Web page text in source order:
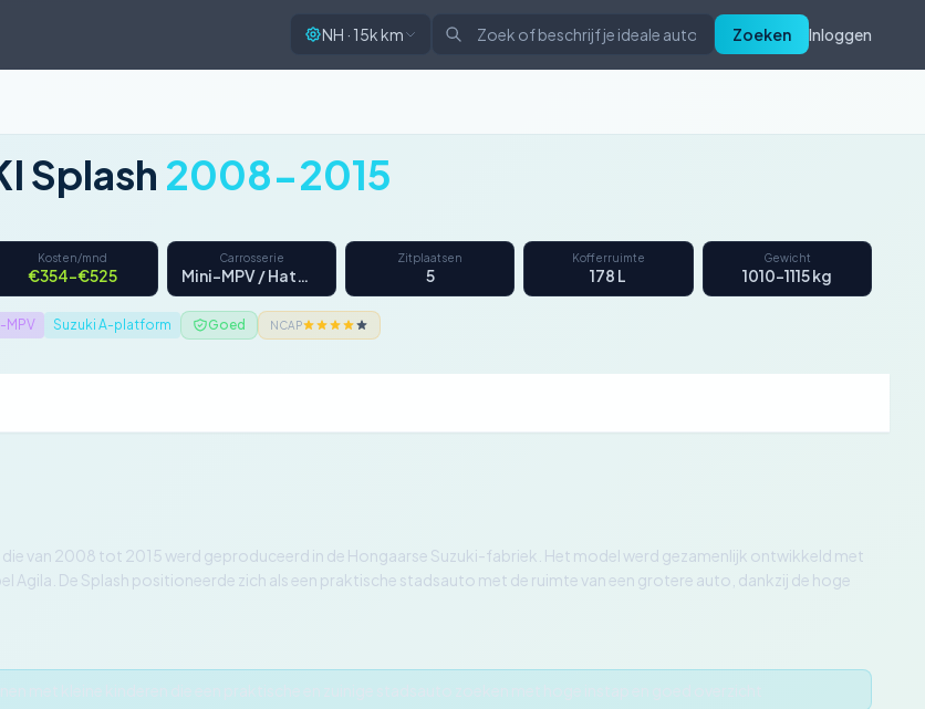
NH · 15k km Zoeken Inloggen
Splash 2008-2015
Kosten/mnd
€354–€525
Carrosserie
Mini-MPV / Hatchback
Zitplaatsen
5
Kofferruimte
178 L
Gewicht
1010–1115 kg
MPV Suzuki A-platform Goed NCAP
die van 2008 tot 2015 werd geproduceerd in de Hongaarse Suzuki-fabriek. Het model werd gezamenlijk ontwikkeld met
Agila. De Splash positioneerde zich als een praktische stadsauto met de ruimte van een grotere auto, dankzij de hoge